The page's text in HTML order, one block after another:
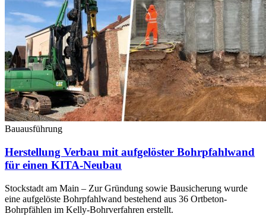
Bauausführung
Herstellung Verbau mit aufgelöster Bohrpfahlwand
für einen KITA-Neubau
Stockstadt am Main – Zur Gründung sowie Bausicherung wurde
eine aufgelöste Bohrpfahlwand bestehend aus 36 Ortbeton-
Bohrpfählen im Kelly-Bohrverfahren erstellt.